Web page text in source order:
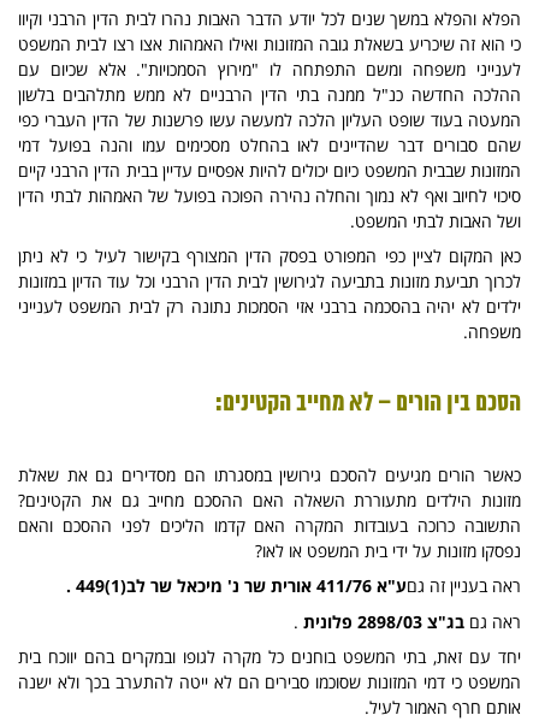
הפלא והפלא במשך שנים לכל יודע הדבר האבות נהרו לבית הדין הרבני וקיוו
כי הוא זה שיכריע בשאלת גובה המזונות ואילו האמהות אצו רצו לבית המשפט
לענייני משפחה ומשם התפתחה לו "מירוץ הסמכויות". אלא שכיום עם
ההלכה החדשה כנ"ל ממנה בתי הדין הרבניים לא ממש מתלהבים בלשון
המעטה בעוד שופט העליון הלכה למעשה עשו פרשנות של הדין העברי כפי
שהם סבורים דבר שהדיינים לאו בהחלט מסכימים עמו והנה בפועל דמי
המזונות שבבית המשפט כיום יכולים להיות אפסיים עדיין בבית הדין הרבני קיים
סיכוי לחיוב ואף לא נמוך והחלה נהירה הפוכה בפועל של האמהות לבתי הדין
ושל האבות לבתי המשפט.
כאן המקום לציין כפי המפורט בפסק הדין המצורף בקישור לעיל כי לא ניתן
לכרוך תביעת מזונות בתביעה לגירושין לבית הדין הרבני וכל עוד הדיון במזונות
ילדים לא יהיה בהסכמה ברבני אזי הסמכות נתונה רק לבית המשפט לענייני
משפחה.
הסכם בין הורים – לא מחייב הקטינים:
כאשר הורים מגיעים להסכם גירושין במסגרתו הם מסדירים גם את שאלת
מזונות הילדים מתעוררת השאלה האם ההסכם מחייב גם את הקטינים?
התשובה כרוכה בעובדות המקרה האם קדמו הליכים לפני ההסכם והאם
נפסקו מזונות על ידי בית המשפט או לאו?
ראה בעניין זה גםע"א 411/76 אורית שר נ' מיכאל שר לב(1)449 .
ראה גם בג"צ 2898/03 פלונית
.
יחד עם זאת, בתי המשפט בוחנים כל מקרה לגופו ובמקרים בהם יווכח בית
המשפט כי דמי המזונות שסוכמו סבירים הם לא ייטה להתערב בכך ולא ישנה
אותם חרף האמור לעיל.